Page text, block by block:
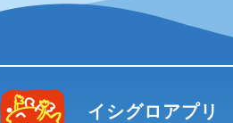
イシグロアプリ